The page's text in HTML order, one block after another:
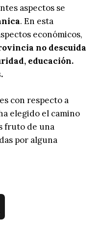
aspectos se
. En esta
económicos,
no descuida
educación.
con respecto a
elegido el camino
fruto de una
por alguna